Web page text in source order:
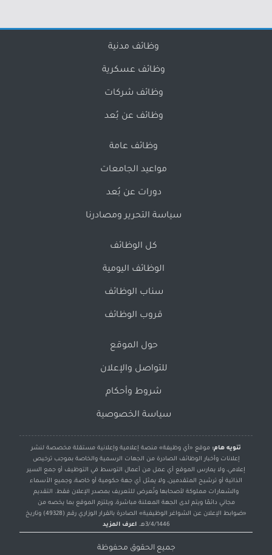
وظائف مدنية
وظائف عسكرية
وظائف شركات
وظائف عن بُعد
وظائف عامة
مواعيد الجامعات
دورات عن بُعد
سياسة التحرير ومصادرنا
كل الوظائف
الوظائف اليومية
سناب الوظائف
قروب الوظائف
حول الموقع
للتواصل والإعلان
شروط وأحكام
سياسة الخصوصية
تنويه هام: موقع «أي وظيفة» منصة إعلامية وإعلانية مستقلة مخصصة لنشر
إعلانات وأخبار الوظائف الصادرة من الجهات الرسمية والخاصة بموجب ترخيص
إعلامي، ولا يمارس الموقع أي عمل من أعمال التوسط في التوظيف أو جمع السير
الذاتية أو ترشيح المتقدمين، ولا يمثل أي جهة حكومية أو خاصة، وجميع الأسماء
والشعارات مملوكة لأصحابها وتُعرض للتعريف بمصدر الإعلان فقط. التقديم
مجاني دائمًا ويتم لدى الجهة المعلنة مباشرة، ويلتزم الموقع بما يخصه من
«ضوابط الإعلان عن الشواغر الوظيفية» الصادرة بالقرار الوزاري رقم (49328) وتاريخ
3/4/1446هـ.
اعرف المزيد
جميع الحقوق محفوظة